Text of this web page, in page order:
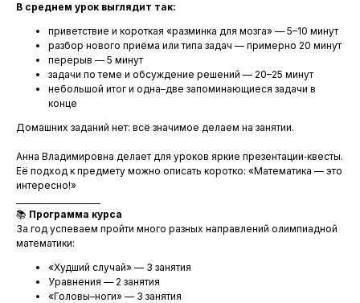
В среднем урок выглядит так:
приветствие и короткая «разминка для мозга» — 5–10 минут
разбор нового приёма или типа задач — примерно 20 минут
перерыв — 5 минут
задачи по теме и обсуждение решений — 20–25 минут
небольшой итог и одна–две запоминающиеся задачи в
конце
Домашних заданий нет: всё значимое делаем на занятии.
Анна Владимировна делает для уроков яркие презентации‑квесты.
Её подход к предмету можно описать коротко: «Математика — это
интересно!»
📚 Программа курса
За год успеваем пройти много разных направлений олимпиадной
математики:
«Худший случай» — 3 занятия
Уравнения — 2 занятия
«Головы–ноги» — 3 занятия